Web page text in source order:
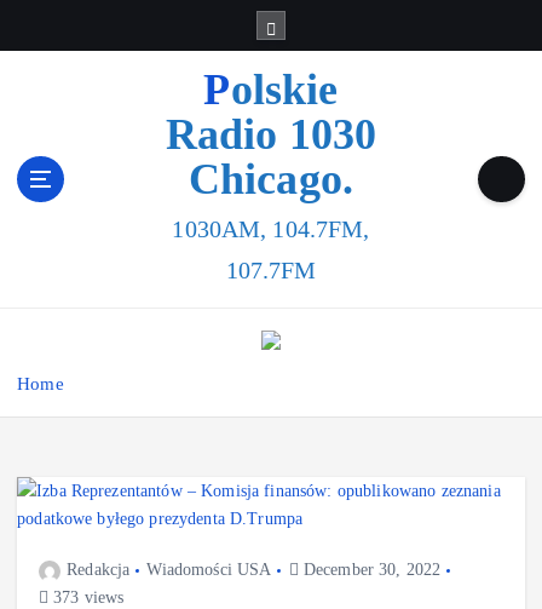
Polskie
Radio 1030
Chicago.
1030AM, 104.7FM,
107.7FM
Home
Redakcja Wiadomości USA
December 30, 2022
373 views